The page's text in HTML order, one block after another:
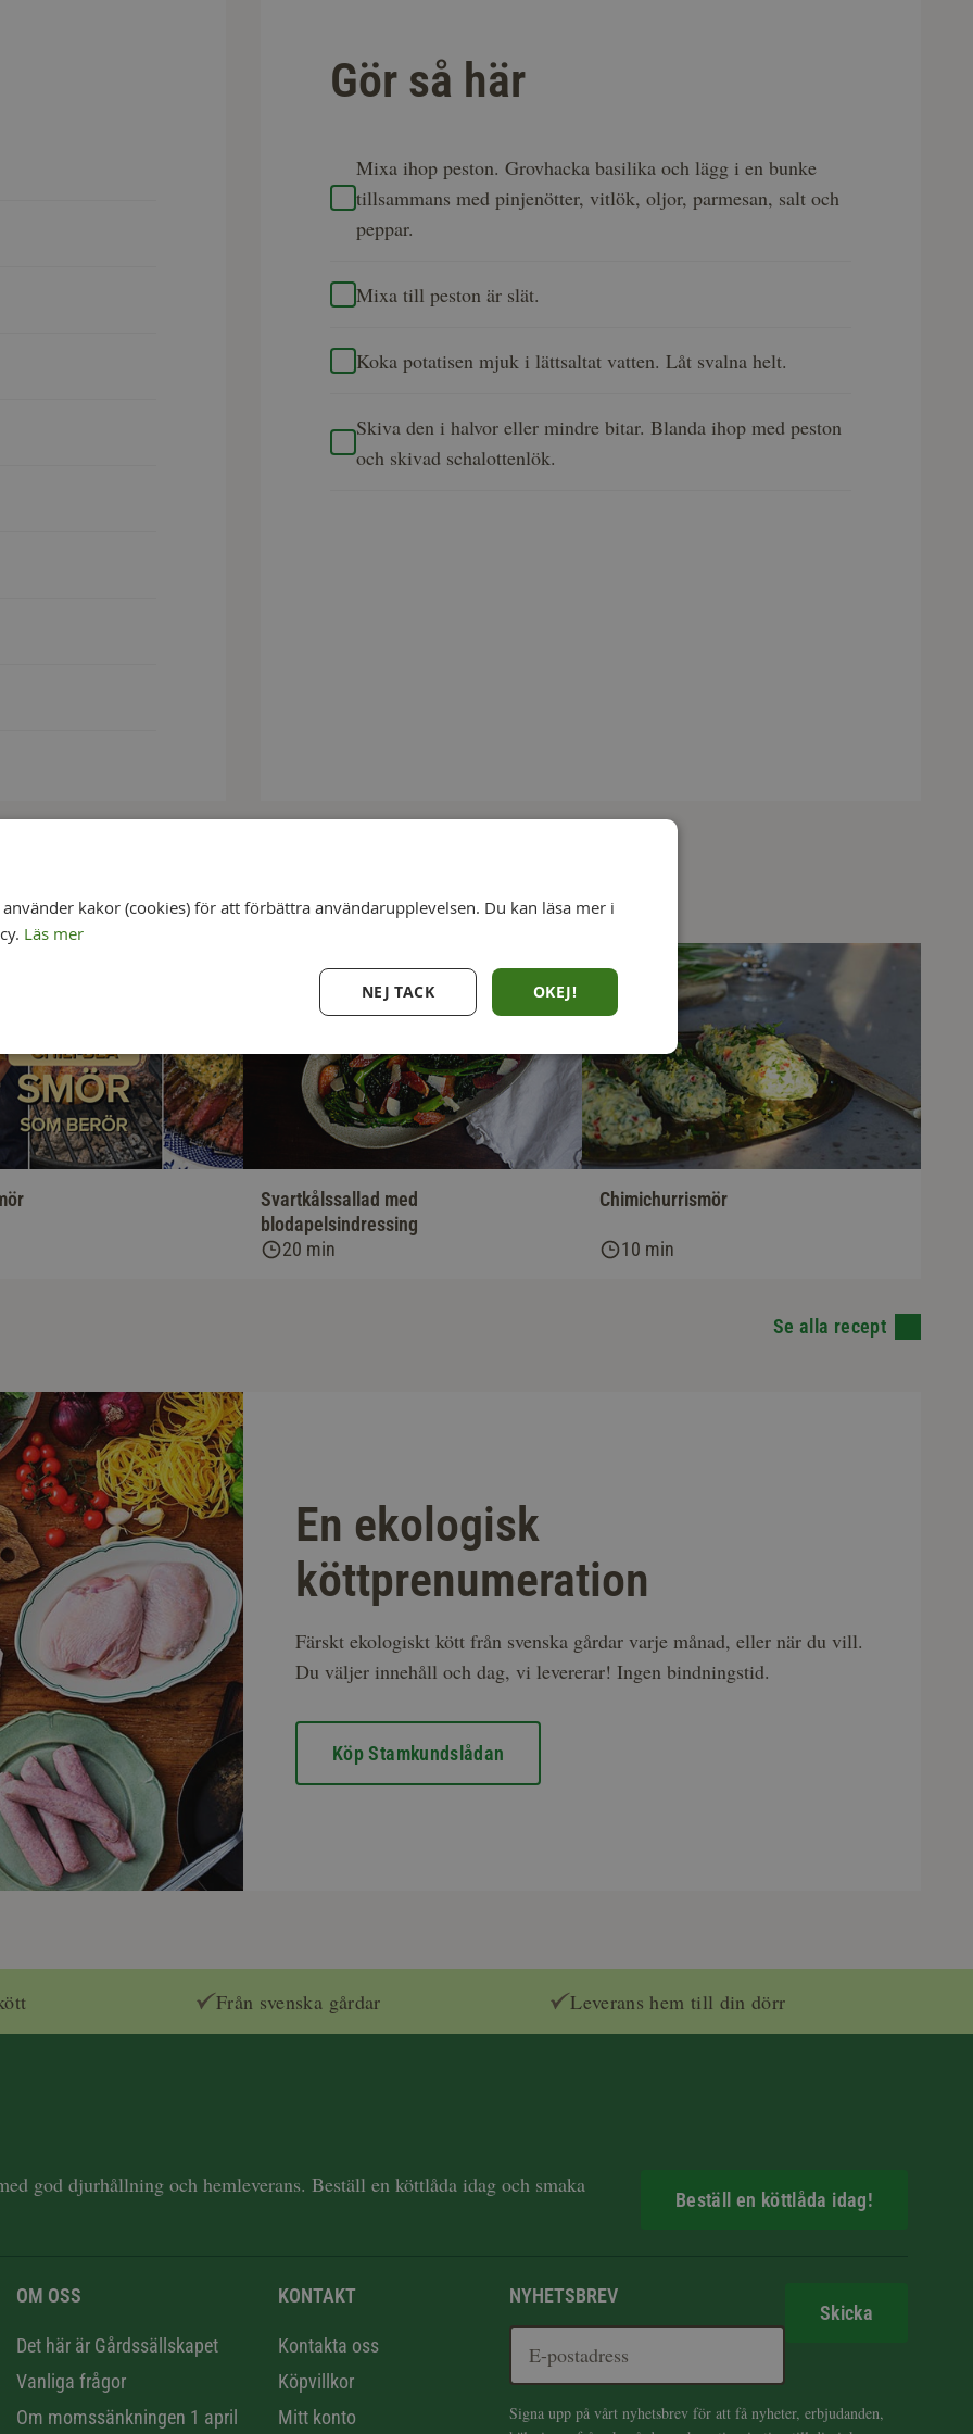
Gör så här
Mixa ihop peston. Grovhacka basilika och lägg i en bunke
tillsammans med pinjenötter, vitlök, oljor, parmesan, salt och
peppar.
Mixa till peston är slät.
Koka potatisen mjuk i lättsaltat vatten. Låt svalna helt.
Skiva den i halvor eller mindre bitar. Blanda ihop med peston
och skivad schalottenlök.
Svartkålssallad med
blodapelsindressing
20 min
Chimichurrismör
10 min
Se alla recept
En ekologisk
köttprenumeration
Färskt ekologiskt kött från svenska gårdar varje månad, eller när du vill.
Du väljer innehåll och dag, vi levererar! Ingen bindningstid.
Köp Stamkundslådan
Från svenska gårdar Leverans hem till din dörr
god djurhållning och hemleverans. Beställ en köttlåda idag och smaka
Beställ en köttlåda idag!
OM OSS
Det här är Gårdssällskapet
Vanliga frågor
Om momssänkningen 1 april
KONTAKT
Kontakta oss
Köpvillkor
Mitt konto
NYHETSBREV
Skicka
Signa upp på vårt nyhetsbrev för att få nyheter, erbjudanden,
kakor (cookies) för att förbättra användarupplevelsen. Du kan läsa mer i
Läs mer
OKEJ!
NEJ TACK